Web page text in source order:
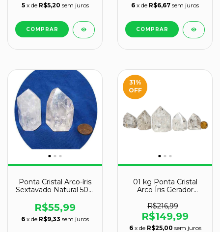
5 x de R$5,20 sem juros 6 x de R$6,67 sem juros
Ponta Cristal Arco-íris
Sextavado Natural 50 a
R$55,99
6 x de R$9,33 sem juros
31%
OFF
01 kg Ponta Cristal
Arco Íris Gerador
R$216,99
R$149,99
6 x de R$25,00 sem juros